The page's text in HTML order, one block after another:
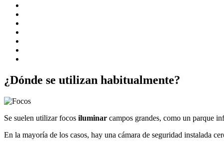
¿Dónde se utilizan habitualmente?
Se suelen utilizar focos iluminar campos grandes, como un parque
En la mayoría de los casos, hay una cámara de seguridad instalada